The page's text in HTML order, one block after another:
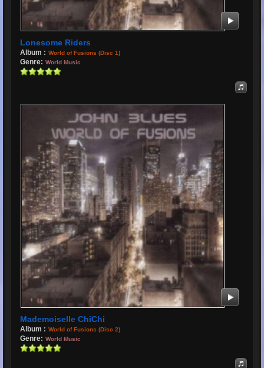
Lonesome Riders
Album : World of Fusions (Disc 1)
Genre: World Music
Mademoiselle ChiChi
Album : World of Fusions (Disc 2)
Genre: World Music